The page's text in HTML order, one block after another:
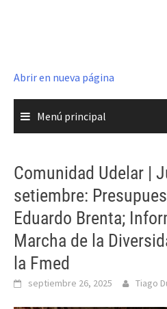
Abrir en nueva página
Menú principal
Comunidad Udelar |
setiembre:
Eduardo Brenta;
Marcha de la
la Fmed
septiembre 26, 2025 Tiago